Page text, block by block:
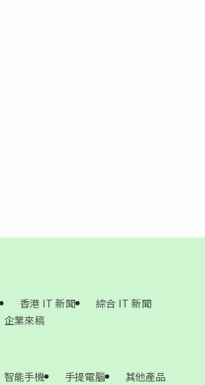
香港 IT 新聞
綜合 IT 新聞
企業來稿
智能手機 手提電腦 其他產品